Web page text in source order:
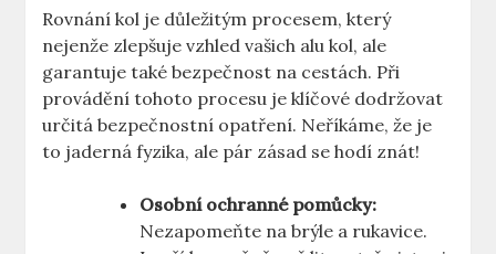
Rovnání kol je důležitým procesem, který
nejenže zlepšuje vzhled vašich alu kol, ale
garantuje také bezpečnost na cestách. Při
provádění tohoto procesu je klíčové dodržovat
určitá bezpečnostní opatření. Neříkáme, že je
to jaderná fyzika, ale pár zásad se hodí znát!
Osobní ochranné pomůcky:
Nezapomeňte na brýle a rukavice.